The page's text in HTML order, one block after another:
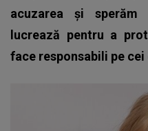
acuzarea și
lucrează pentru a
face responsabili pe cei